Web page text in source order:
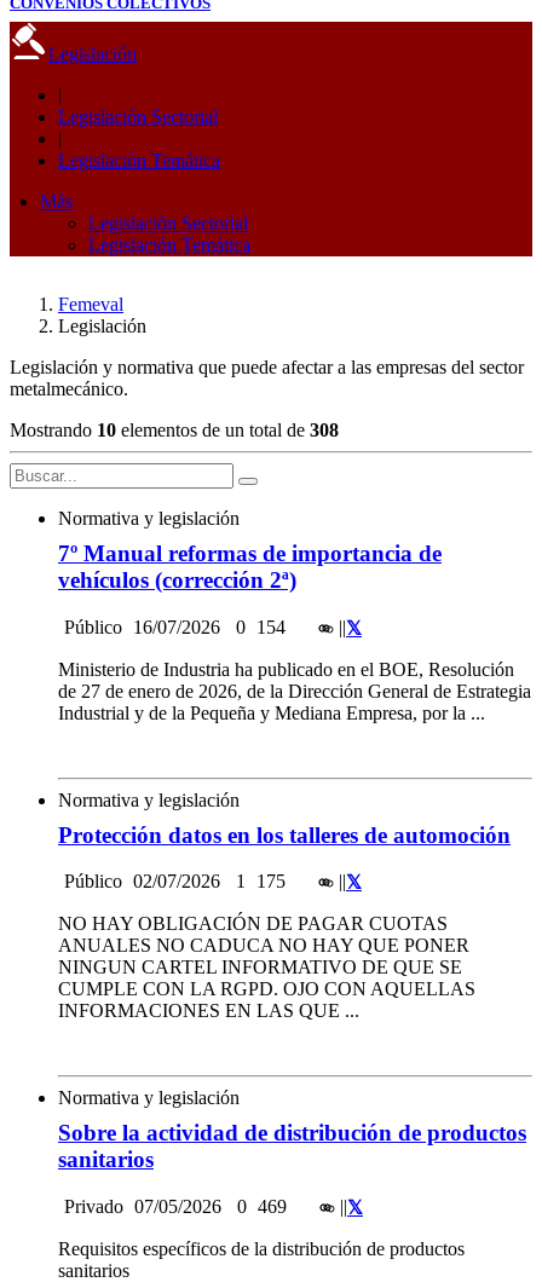
Legislación
|
Legislación Sectorial
|
Legislación Temática
Más
Legislación Sectorial
Legislación Temática
Femeval
Legislación
Legislación y normativa que puede afectar a las empresas del sector
metalmecánico.
Mostrando 10 elementos de un total de 308
Normativa y legislación
7º Manual reformas de importancia de
vehículos (corrección 2ª)
Público 16/07/2026 0 154 ||
Ministerio de Industria ha publicado en el BOE, Resolución
de 27 de enero de 2026, de la Dirección General de Estrategia
Industrial y de la Pequeña y Mediana Empresa, por la ...
Normativa y legislación
Protección datos en los talleres de automoción
Público 02/07/2026 1 175 ||
NO HAY OBLIGACIÓN DE PAGAR CUOTAS
ANUALES NO CADUCA NO HAY QUE PONER
NINGUN CARTEL INFORMATIVO DE QUE SE
CUMPLE CON LA RGPD. OJO CON AQUELLAS
INFORMACIONES EN LAS QUE ...
Normativa y legislación
Sobre la actividad de distribución de productos
sanitarios
Privado 07/05/2026 0 469 ||
Requisitos específicos de la distribución de productos
sanitarios